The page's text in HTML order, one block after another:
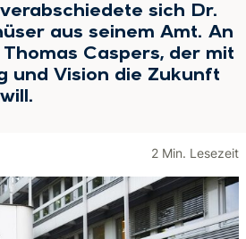
sich Dr.
aus seinem Amt. An
Caspers, der mit
und Vision die Zukunft
2 Min. Lesezeit